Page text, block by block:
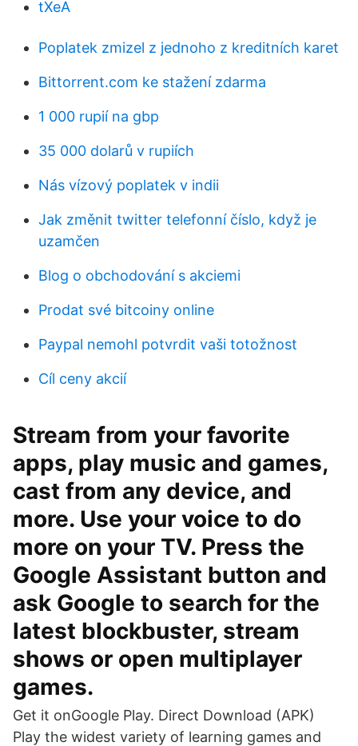
tXeA
Poplatek zmizel z jednoho z kreditních karet
Bittorrent.com ke stažení zdarma
1 000 rupií na gbp
35 000 dolarů v rupiích
Nás vízový poplatek v indii
Jak změnit twitter telefonní číslo, když je
uzamčen
Blog o obchodování s akciemi
Prodat své bitcoiny online
Paypal nemohl potvrdit vaši totožnost
Cíl ceny akcií
Stream from your favorite
apps, play music and games,
cast from any device, and
more. Use your voice to do
more on your TV. Press the
Google Assistant button and
ask Google to search for the
latest blockbuster, stream
shows or open multiplayer
games.
Get it onGoogle Play. Direct Download (APK)
Play the widest variety of learning games and